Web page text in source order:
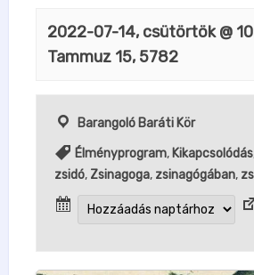
2022-07-14, csütörtök @
Tammuz 15, 5782
Barangoló Baráti Kör
Élményprogram, Kikapcsolódás
zsidó, Zsinagoga, zsinagógában,